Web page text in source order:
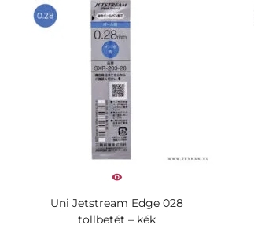
Uni Jetstream Edge 028
tollbetét – kék